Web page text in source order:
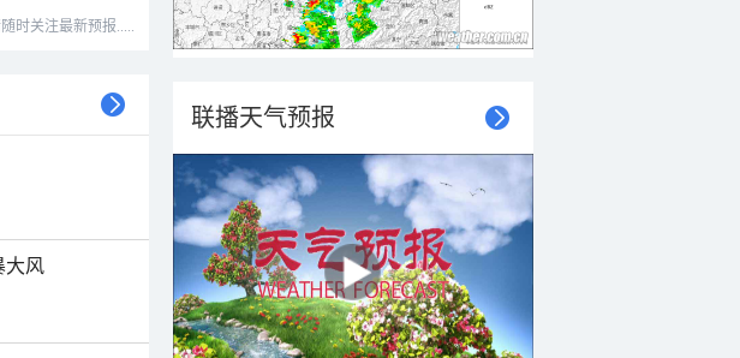
时关注最新预报.....
大风
联播天气预报